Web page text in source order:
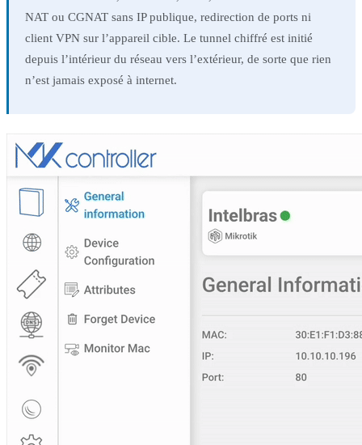
NAT ou CGNAT sans IP publique, redirection de ports ni
client VPN sur l’appareil cible. Le tunnel chiffré est initié
depuis l’intérieur du réseau vers l’extérieur, de sorte que rien
n’est jamais exposé à internet.